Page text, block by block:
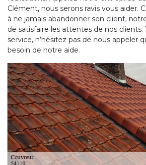
Clément, nous serons ravis vous aider.
à ne jamais abandonner son client,
de satisfaire les attentes de nos clients.
service, n’hésitez pas de nous appeler
besoin de notre aide.